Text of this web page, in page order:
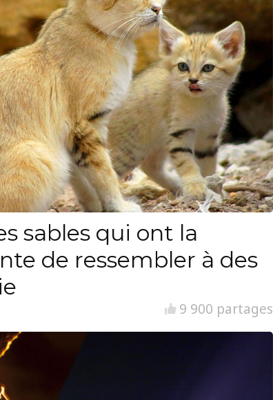
sables qui ont la
de ressembler à des
9 900 partages